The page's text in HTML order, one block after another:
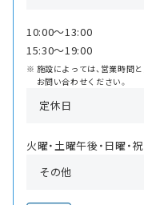
10:00〜13:00
15:30〜19:00
施設によっては、営業時間
お問い合わせください。
定休日
火曜・土曜午後・日曜・
その他